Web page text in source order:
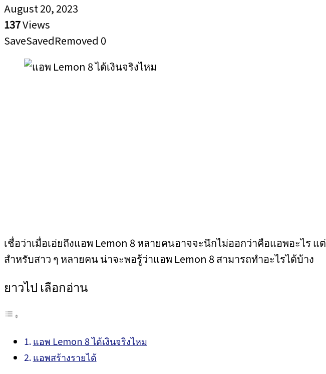
August 20, 2023
137Views
SaveSavedRemoved 0
เชื่อว่าเมื่อเอ่ยถึงแอพ Lemon 8 หลายคนอาจจะนึกไม่ออกว่าคือแอพอะไร แต่
สำหรับสาว ๆ หลายคน น่าจะพอรู้ว่าแอพ Lemon 8 สามารถทำอะไรได้บ้าง
ยาวไป เลือกอ่าน
แอพ Lemon 8 ได้เงินจริงไหม
แอพสร้างรายได้